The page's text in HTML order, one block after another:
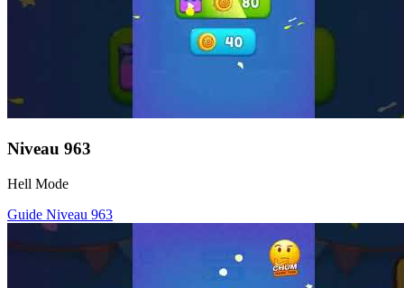
Niveau 963
Hell Mode
Guide Niveau 963